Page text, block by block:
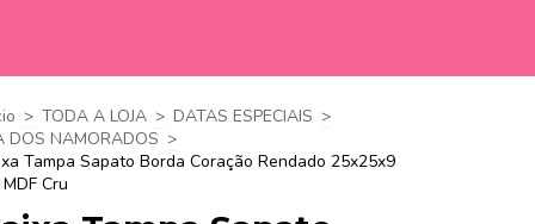
> TODA A LOJA > DATAS ESPECIAIS >
DOS NAMORADOS >
Tampa Sapato Borda Coração Rendado 25x25x9
Cru